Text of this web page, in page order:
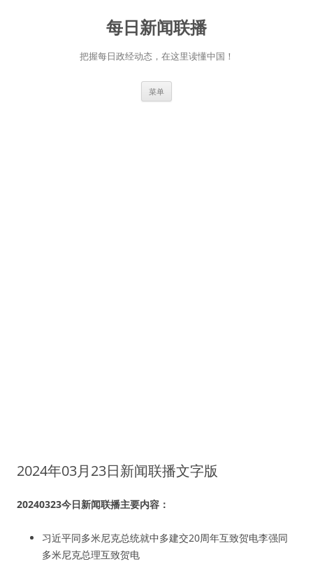
每日新闻联播
把握每日政经动态，在这里读懂中国！
菜单
2024年03月23日新闻联播文字版
20240323今日新闻联播主要内容：
习近平同多米尼克总统就中多建交20周年互致贺电李强同
多米尼克总理互致贺电